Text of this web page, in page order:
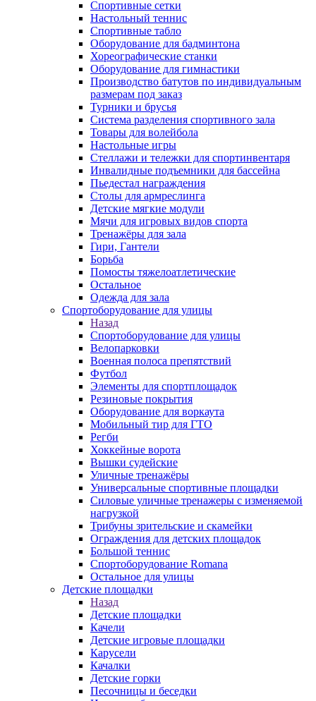
Спортивные сетки
Настольный теннис
Спортивные табло
Оборудование для бадминтона
Хореографические станки
Оборудование для гимнастики
Производство батутов по индивидуальным
размерам под заказ
Турники и брусья
Система разделения спортивного зала
Товары для волейбола
Настольные игры
Стеллажи и тележки для спортинвентаря
Инвалидные подъемники для бассейна
Пьедестал награждения
Столы для армреслинга
Детские мягкие модули
Мячи для игровых видов спорта
Тренажёры для зала
Гири, Гантели
Борьба
Помосты тяжелоатлетические
Остальное
Одежда для зала
Спортоборудование для улицы
Назад
Спортоборудование для улицы
Велопарковки
Военная полоса препятствий
Футбол
Элементы для спортплощадок
Резиновые покрытия
Оборудование для воркаута
Мобильный тир для ГТО
Регби
Хоккейные ворота
Вышки судейские
Уличные тренажёры
Универсальные спортивные площадки
Силовые уличные тренажеры с изменяемой
нагрузкой
Трибуны зрительские и скамейки
Ограждения для детских площадок
Большой теннис
Спортоборудование Romana
Остальное для улицы
Детские площадки
Назад
Детские площадки
Качели
Детские игровые площадки
Карусели
Качалки
Детские горки
Песочницы и беседки